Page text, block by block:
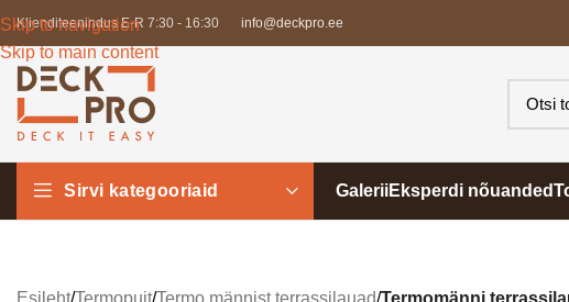
Skip to navigation
Skip to main content
Klienditeenindus E-R 7:30 - 16:30 info@deckpro.ee
Sirvi kategooriaid GaleriiEksperdi nõuanded
Esileht/Termopuit/Termo männist terrassilauad/Termomänni